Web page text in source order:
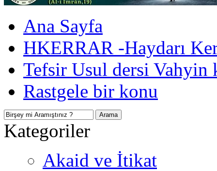
Ana Sayfa
HKERRAR -Haydarı
Tefsir Usul dersi Vahyin
Rastgele bir konu
Kategoriler
Akaid ve İtikat